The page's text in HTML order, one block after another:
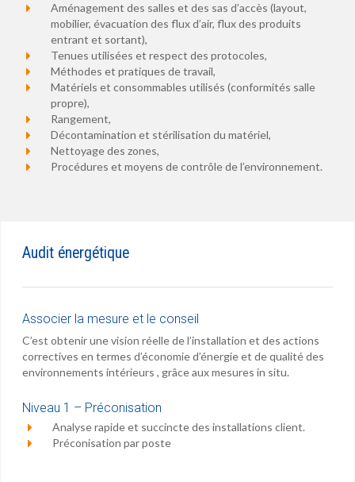
Aménagement des salles et des sas d’accès (layout,
mobilier, évacuation des flux d’air, flux des produits
entrant et sortant),
Tenues utilisées et respect des protocoles,
Méthodes et pratiques de travail,
Matériels et consommables utilisés (conformités salle
propre),
Rangement,
Décontamination et stérilisation du matériel,
Nettoyage des zones,
Procédures et moyens de contrôle de l’environnement.
Audit énergétique
Associer la mesure et le conseil
C’est obtenir une vision réelle de l’installation et des actions
correctives en termes d’économie d’énergie et de qualité des
environnements intérieurs , grâce aux mesures in situ.
Niveau 1 – Préconisation
Analyse rapide et succincte des installations client.
Préconisation par poste